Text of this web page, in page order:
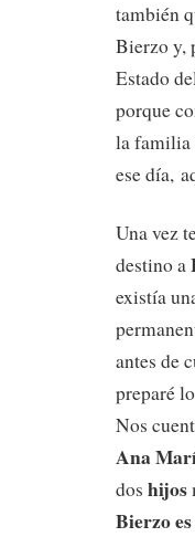
también
Bierzo y,
Estado
porque
la familia
ese día,
Una vez
destino a
existía
antes de
preparé
Nos
Ana
dos hijos
Bierzo